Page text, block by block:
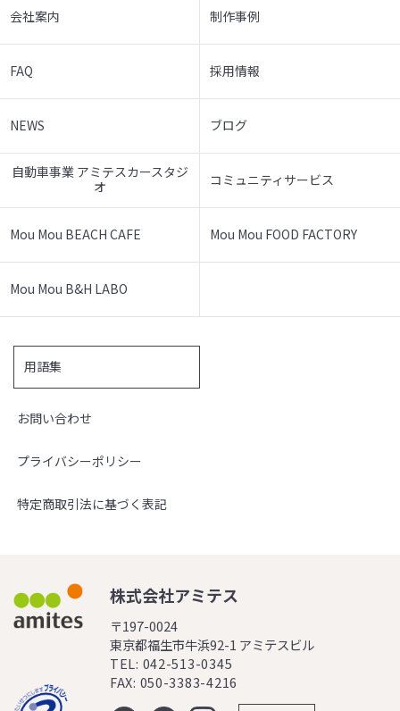
会社案内 制作事例
FAQ 採用情報
NEWS ブログ
自動車事業 アミテスカースタジ
オ
コミュニティサービス
Mou Mou BEACH CAFE Mou Mou FOOD FACTORY
Mou Mou B&H LABO
用語集
お問い合わせ
プライバシーポリシー
特定商取引法に基づく表記
株式会社アミテス
〒197-0024
東京都福生市牛浜92-1 アミテスビル
TEL: 042-513-0345
FAX: 050-3383-4216